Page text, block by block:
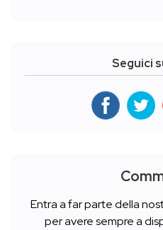
Seguici
Entra a far parte della
per avere sempre a